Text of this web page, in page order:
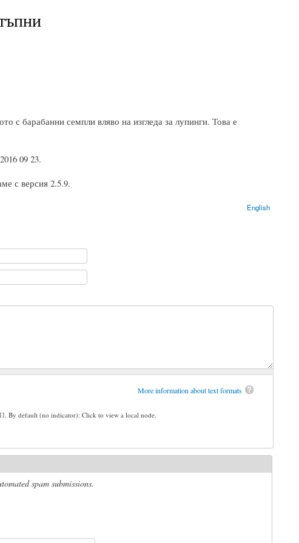
с барабанни семпли вляво на изгледа за лупинги. Това е
09 23.
с версия 2.5.9.
English
More information about text formats
. By default (no indicator): Click to view a local node.
spam submissions.